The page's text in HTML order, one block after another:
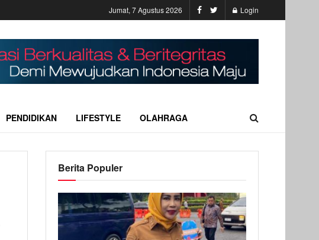
Jumat, 7 Agustus 2026 Login
PENDIDIKAN LIFESTYLE OLAHRAGA
Berita Populer